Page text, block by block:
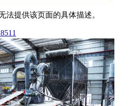
法提供该页面的具体描述。